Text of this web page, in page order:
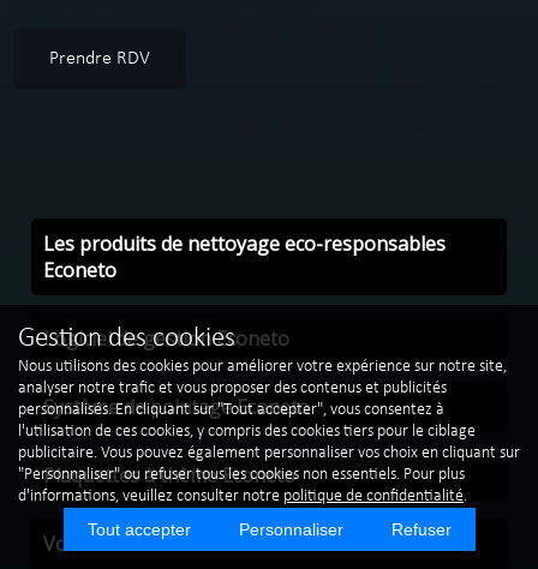
Gestion des cookies
Nous utilisons des cookies pour améliorer votre expérience sur notre site,
analyser notre trafic et vous proposer des contenus et publicités
personnalisés. En cliquant sur "Tout accepter", vous consentez à
l'utilisation de ces cookies, y compris des cookies tiers pour le ciblage
publicitaire. Vous pouvez également personnaliser vos choix en cliquant sur
"Personnaliser" ou refuser tous les cookies non essentiels. Pour plus
d'informations, veuillez consulter notre politique de confidentialité.
Tout accepter Personnaliser Refuser
Prendre RDV
Les produits de nettoyage eco-responsables
Econeto
Logiciel de gestion Econeto
Système de pointage Econeto
Plaquettes à thème Econeto
Vos véhicules de société